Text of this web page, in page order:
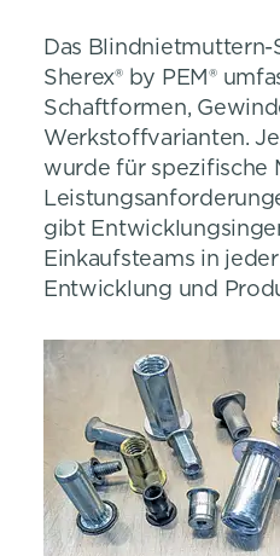
Das
Sherex® by PEM®
Schaftformen,
Werkstoffvarianten.
wurde für spezifische
gibt
Einkaufsteams in
Entwicklung und